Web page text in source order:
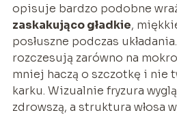
opisuje bardzo podobne
zaskakująco gładkie,
posłuszne podczas
rozczesują zarówno na
mniej haczą o szczotkę i nie
karku. Wizualnie fryzura
zdrowszą, a struktura włosa